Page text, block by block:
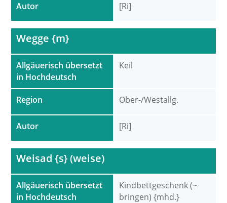
Autor [Ri]
Allgäuerisch übersetzt
in Hochdeutsch
Region
Autor
Wegge {m}
Keil
Ober-/Westallg.
[Ri]
Allgäuerisch übersetzt
in Hochdeutsch
Weisad {s} (weise)
Kindbettgeschenk (~
bringen) {mhd.}